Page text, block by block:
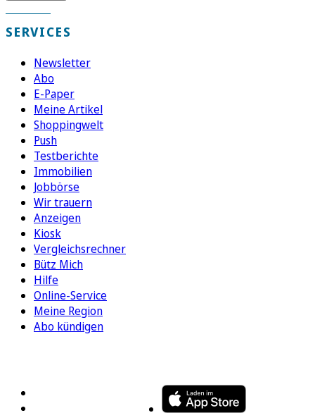
SERVICES
Newsletter
Abo
E-Paper
Meine Artikel
Shoppingwelt
Push
Testberichte
Immobilien
Jobbörse
Wir trauern
Anzeigen
Kiosk
Vergleichsrechner
Bütz Mich
Hilfe
Online-Service
Meine Region
Abo kündigen